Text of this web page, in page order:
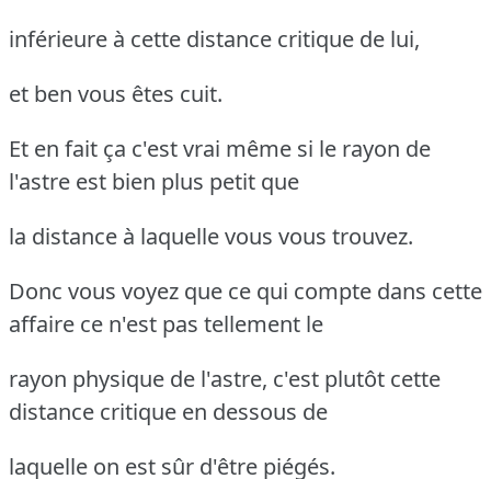
inférieure à cette distance critique de lui,
et ben vous êtes cuit.
Et en fait ça c'est vrai même si le rayon de
l'astre est bien plus petit que
la distance à laquelle vous vous trouvez.
Donc vous voyez que ce qui compte dans cette
affaire ce n'est pas tellement le
rayon physique de l'astre, c'est plutôt cette
distance critique en dessous de
laquelle on est sûr d'être piégés.